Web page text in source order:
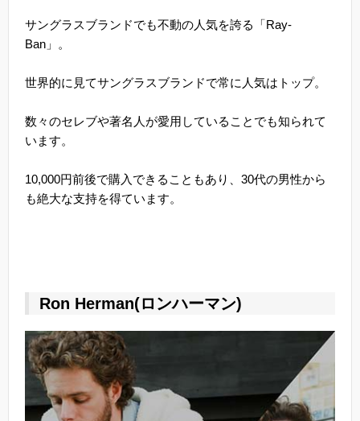
サングラスブランドでも不動の人気を誇る「Ray-
Ban」。
世界的に見てサングラスブランドで常に人気はトップ。
数々のセレブや著名人が愛用していることでも知られて
います。
10,000円前後で購入できることもあり、30代の男性から
も絶大な支持を得ています。
Ron Herman(ロンハーマン)